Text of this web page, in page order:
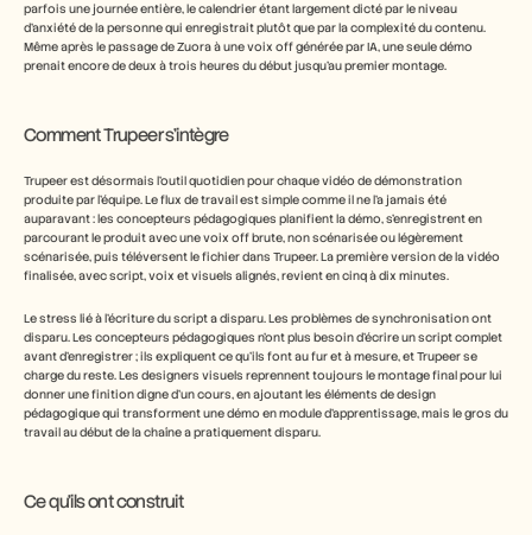
parfois une journée entière, le calendrier étant largement dicté par le niveau
d’anxiété de la personne qui enregistrait plutôt que par la complexité du contenu.
Même après le passage de Zuora à une voix off générée par IA, une seule démo
prenait encore de deux à trois heures du début jusqu’au premier montage.
Comment Trupeer s’intègre
Trupeer est désormais l’outil quotidien pour chaque vidéo de démonstration
produite par l’équipe. Le flux de travail est simple comme il ne l’a jamais été
auparavant : les concepteurs pédagogiques planifient la démo, s’enregistrent en
parcourant le produit avec une voix off brute, non scénarisée ou légèrement
scénarisée, puis téléversent le fichier dans Trupeer. La première version de la vidéo
finalisée, avec script, voix et visuels alignés, revient en cinq à dix minutes.
Le stress lié à l’écriture du script a disparu. Les problèmes de synchronisation ont
disparu. Les concepteurs pédagogiques n’ont plus besoin d’écrire un script complet
avant d’enregistrer ; ils expliquent ce qu’ils font au fur et à mesure, et Trupeer se
charge du reste. Les designers visuels reprennent toujours le montage final pour lui
donner une finition digne d’un cours, en ajoutant les éléments de design
pédagogique qui transforment une démo en module d’apprentissage, mais le gros du
travail au début de la chaîne a pratiquement disparu.
Ce qu’ils ont construit